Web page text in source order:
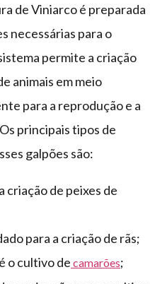
de Viniarco é preparada
necessárias para o
permite a criação
animais em meio
para a reprodução e a
principais tipos de
galpões são:
criação de peixes de
para a criação de rãs;
o cultivo de camarões;